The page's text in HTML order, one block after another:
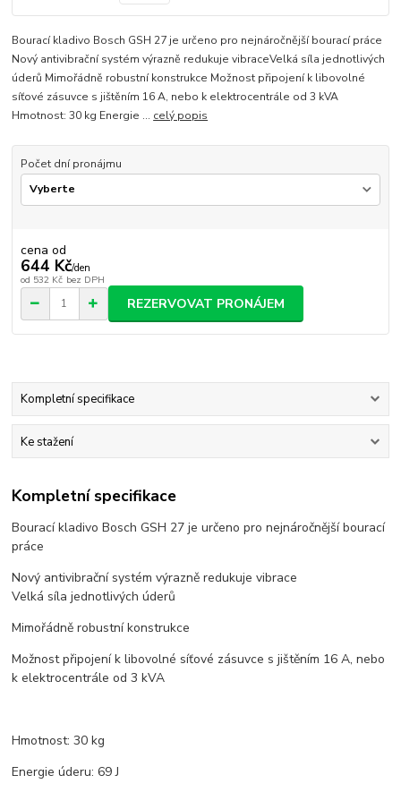
Bourací kladivo Bosch GSH 27 je určeno pro nejnáročnější bourací práce
Nový antivibrační systém výrazně redukuje vibraceVelká síla jednotlivých
úderů Mimořádně robustní konstrukce Možnost připojení k libovolné
síťové zásuvce s jištěním 16 A, nebo k elektrocentrále od 3 kVA
Hmotnost: 30 kg Energie ... celý popis
Počet dní pronájmu
cena od
644 Kč/den
od 532 Kč bez DPH
REZERVOVAT PRONÁJEM
Kompletní specifikace
Ke stažení
Kompletní specifikace
Bourací kladivo Bosch GSH 27 je určeno pro nejnáročnější bourací
práce
Nový antivibrační systém výrazně redukuje vibrace
Velká síla jednotlivých úderů
Mimořádně robustní konstrukce
Možnost připojení k libovolné síťové zásuvce s jištěním 16 A, nebo
k elektrocentrále od 3 kVA
Hmotnost: 30 kg
Energie úderu: 69 J